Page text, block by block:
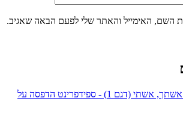
השם, האימייל והאתר שלי לפעם הבאה שאגיב.